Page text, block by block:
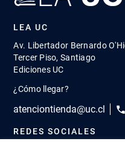
LEA UC
Av. Libertador Bernardo
Tercer Piso, Santiago
Ediciones UC
¿Cómo llegar?
atenciontienda@uc.cl
REDES SOCIALES